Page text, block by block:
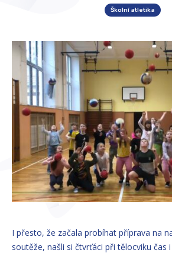
Školní atletika
I přesto, že začala probíhat příprava na
soutěže, našli si čtvrťáci při tělocviku čas